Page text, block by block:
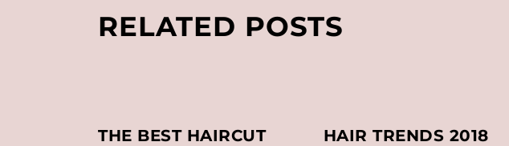
RELATED POSTS
THE BEST HAIRCUT HAIR TRENDS 2018